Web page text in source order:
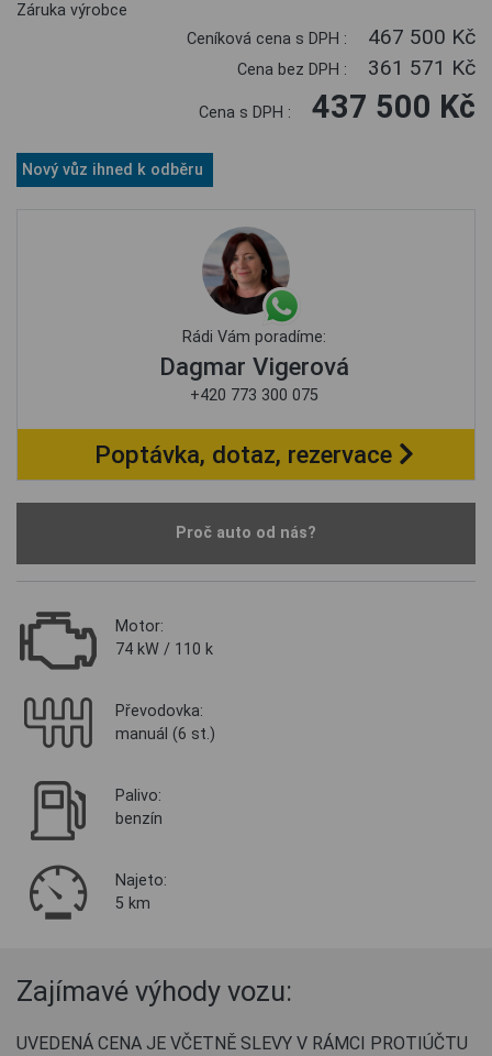
Záruka výrobce
Ceníková cena s DPH :
467 500 Kč
Cena bez DPH : 361 571 Kč
Cena s DPH : 437 500 Kč
Nový vůz ihned k odběru
Rádi Vám poradíme:
Dagmar Vigerová
+420 773 300 075
Poptávka, dotaz, rezervace
Proč auto od nás?
Motor:
74 kW / 110 k
Převodovka:
manuál (6 st.)
Palivo:
benzín
Najeto:
5 km
Zajímavé výhody vozu:
UVEDENÁ CENA JE VČETNĚ SLEVY V RÁMCI PROTIÚČTU